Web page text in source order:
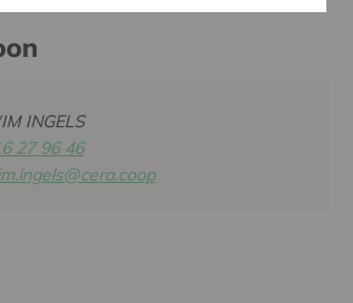
INGELS
27 96 46